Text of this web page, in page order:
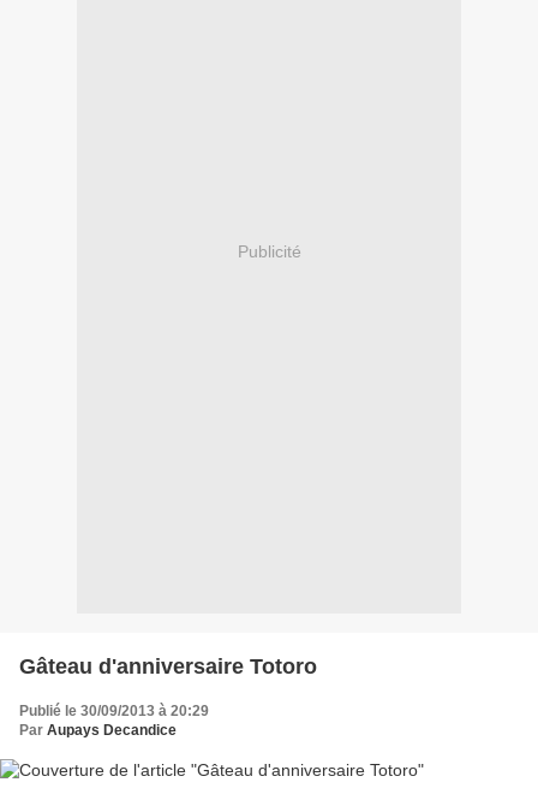
Publicité
Gâteau d'anniversaire Totoro
Publié le 30/09/2013 à 20:29
Par Aupays Decandice